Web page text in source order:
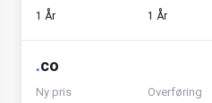
1 År 1 År
.co
Ny pris Overføring